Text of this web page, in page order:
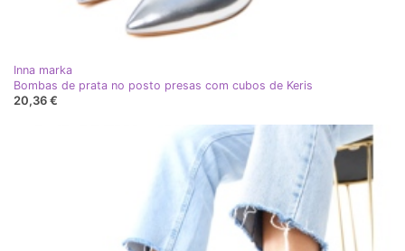
Inna marka
Bombas de prata no posto presas com cubos de Keris
20,36 €